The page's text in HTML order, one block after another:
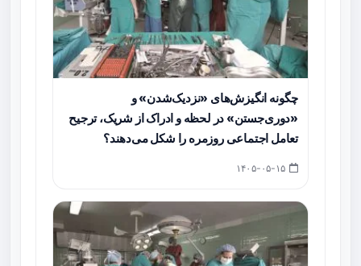
چگونه انگیزش‌های «نزدیک‌شدن» و
«دوری‌جستن» در لحظه و ادراک از شریک، ترجیح
تعامل اجتماعی روزمره را شکل می‌دهند؟